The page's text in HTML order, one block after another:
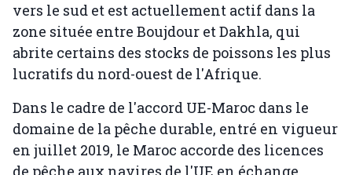
vers le sud et est actuellement actif dans la
zone située entre Boujdour et Dakhla, qui
abrite certains des stocks de poissons les plus
lucratifs du nord-ouest de l'Afrique.
Dans le cadre de l'accord UE-Maroc dans le
domaine de la pêche durable, entré en vigueur
en juillet 2019, le Maroc accorde des licences
de pêche aux navires de l'UE en échange